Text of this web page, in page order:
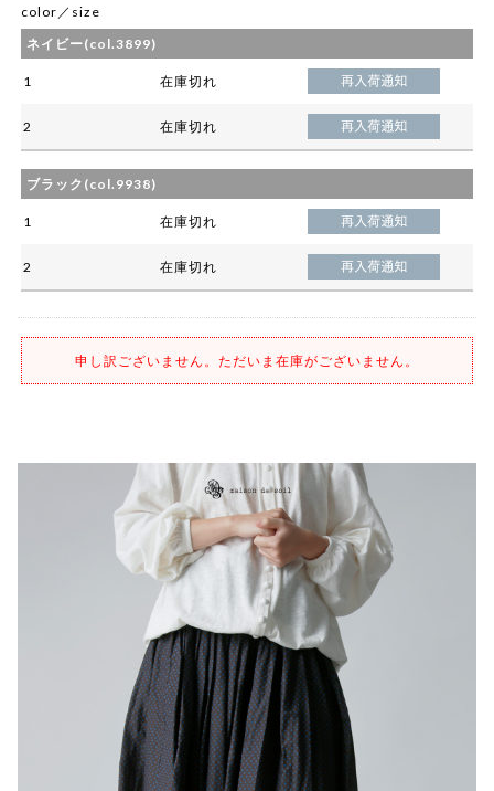
color／size
ネイビー(col.3899)
1 在庫切れ
2 在庫切れ
ブラック(col.9938)
1 在庫切れ
2 在庫切れ
申し訳ございません。ただいま在庫がございません。